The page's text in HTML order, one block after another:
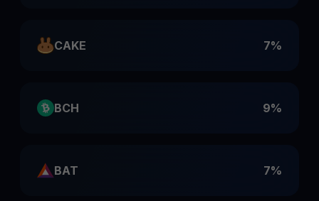
CAKE 7%
BCH 9%
BAT 7%